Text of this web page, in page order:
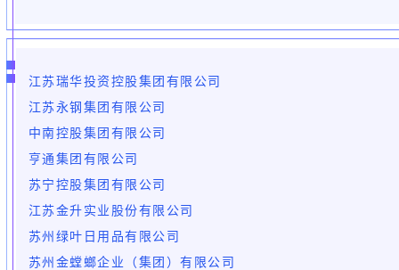
江苏瑞华投资控股集团有限公司
江苏永钢集团有限公司
中南控股集团有限公司
亨通集团有限公司
苏宁控股集团有限公司
江苏金升实业股份有限公司
苏州绿叶日用品有限公司
苏州金螳螂企业（集团）有限公司